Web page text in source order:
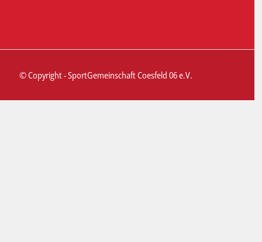
© Copyright - SportGemeinschaft Coesfeld 06 e.V.